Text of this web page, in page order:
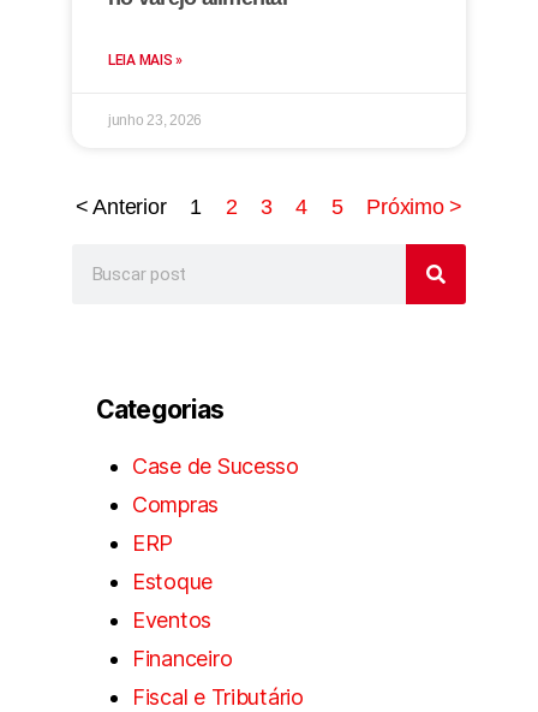
LEIA MAIS »
junho 23, 2026
< Anterior 1 2 3 4 5 Próximo >
Categorias
Case de Sucesso
Compras
ERP
Estoque
Eventos
Financeiro
Fiscal e Tributário